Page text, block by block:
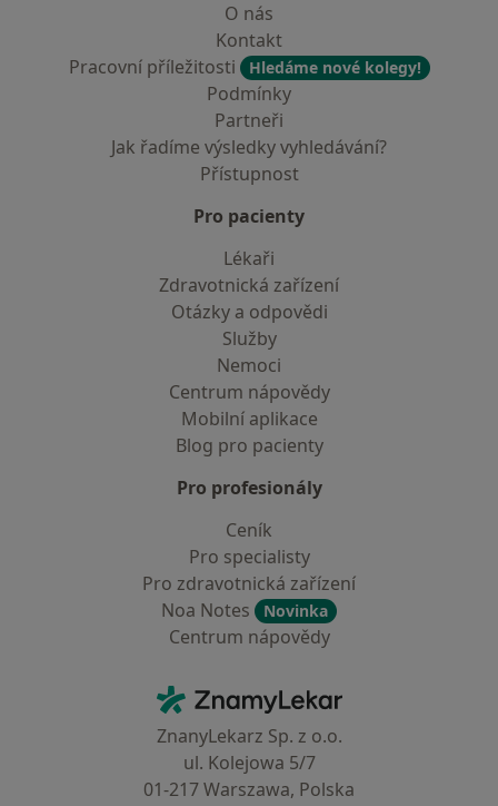
O nás
Kontakt
Pracovní příležitosti
Hledáme nové kolegy!
Podmínky
Partneři
Jak řadíme výsledky vyhledávání?
Přístupnost
Pro pacienty
Lékaři
Zdravotnická zařízení
Otázky a odpovědi
Služby
Nemoci
Centrum nápovědy
Mobilní aplikace
Blog pro pacienty
Pro profesionály
Ceník
Pro specialisty
Pro zdravotnická zařízení
Noa Notes
Novinka
Centrum nápovědy
ZnamyLekar - Hlavní stránka
ZnanyLekarz Sp. z o.o.
ul. Kolejowa 5/7
01-217 Warszawa, Polska